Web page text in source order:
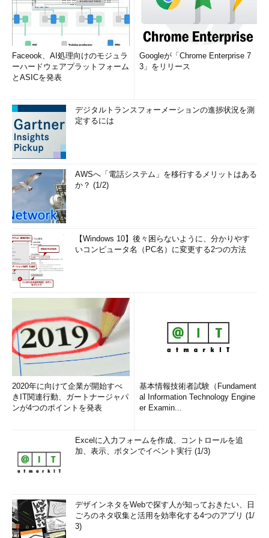
Faceook、AI処理向けのモジュラ
ーハードウェアプラットフォーム
とASICを発表
Googleが「Chrome Enterprise 7
3」をリリース
デジタルトランスフォーメーションの進捗状況を測
定するには
AWSへ「電話システム」を移行するメリットはある
か？ (1/2)
【Windows 10】後々困らないように、分かりやす
いコンピュータ名（PC名）に変更する2つの方法
2020年に向けて企業が開始すべ
きIT関連行動、ガートナージャパ
ンが4つのポイントを発表
基本情報技術者試験（Fundament
al Information Technology Engine
er Examin...
Excelに入力フォームを作成、コントロールを追
加、表示、ボタンでイベント実行 (1/3)
デザインネタをWebで探す人が知っておきたい、日
ごろのネタ収集と活用を効率化する4つのアプリ (1/
3)